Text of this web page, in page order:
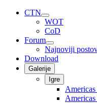
CTN
WOT
CoD
Forum
Najnoviji
Download
Galerije
Igre